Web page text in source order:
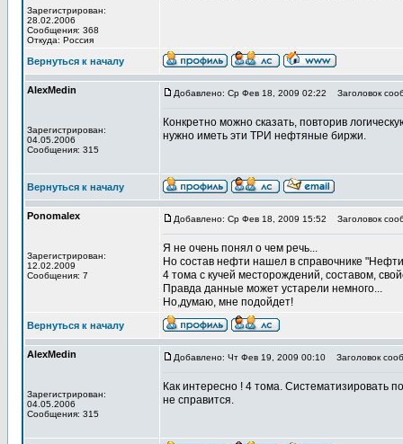
Зарегистрирован:
28.02.2006
Сообщения: 368
Откуда: Россия
Вернуться к началу
AlexMedin
Зарегистрирован:
04.05.2006
Сообщения: 315
Добавлено: Ср Фев 18, 2009 02:22 Заголовок
Конкретно можно сказать, повторив
нужно иметь эти ТРИ нефтяные биржи.
Вернуться к началу
Ponomalex
Зарегистрирован:
12.02.2009
Сообщения: 7
Добавлено: Ср Фев 18, 2009 15:52 Заголовок
Я не очень понял о чем речь...
Но состав нефти нашел в справочнике
4 тома с кучей месторождений, составом,
Правда данные может устарели немного...
Но,думаю, мне подойдет!
Вернуться к началу
AlexMedin
Зарегистрирован:
04.05.2006
Сообщения: 315
Добавлено: Чт Фев 19, 2009 00:10 Заголовок
Как интересно ! 4 тома. Систематизировать
не справится.